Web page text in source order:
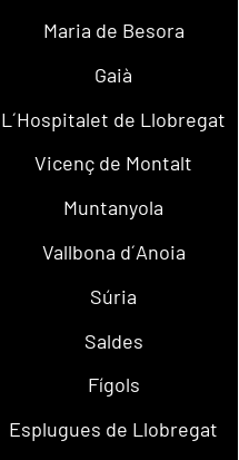
Maria de Besora
Gaià
L´Hospitalet de Llobregat
Vicenç de Montalt
Muntanyola
Vallbona d´Anoia
Súria
Saldes
Fígols
Esplugues de Llobregat